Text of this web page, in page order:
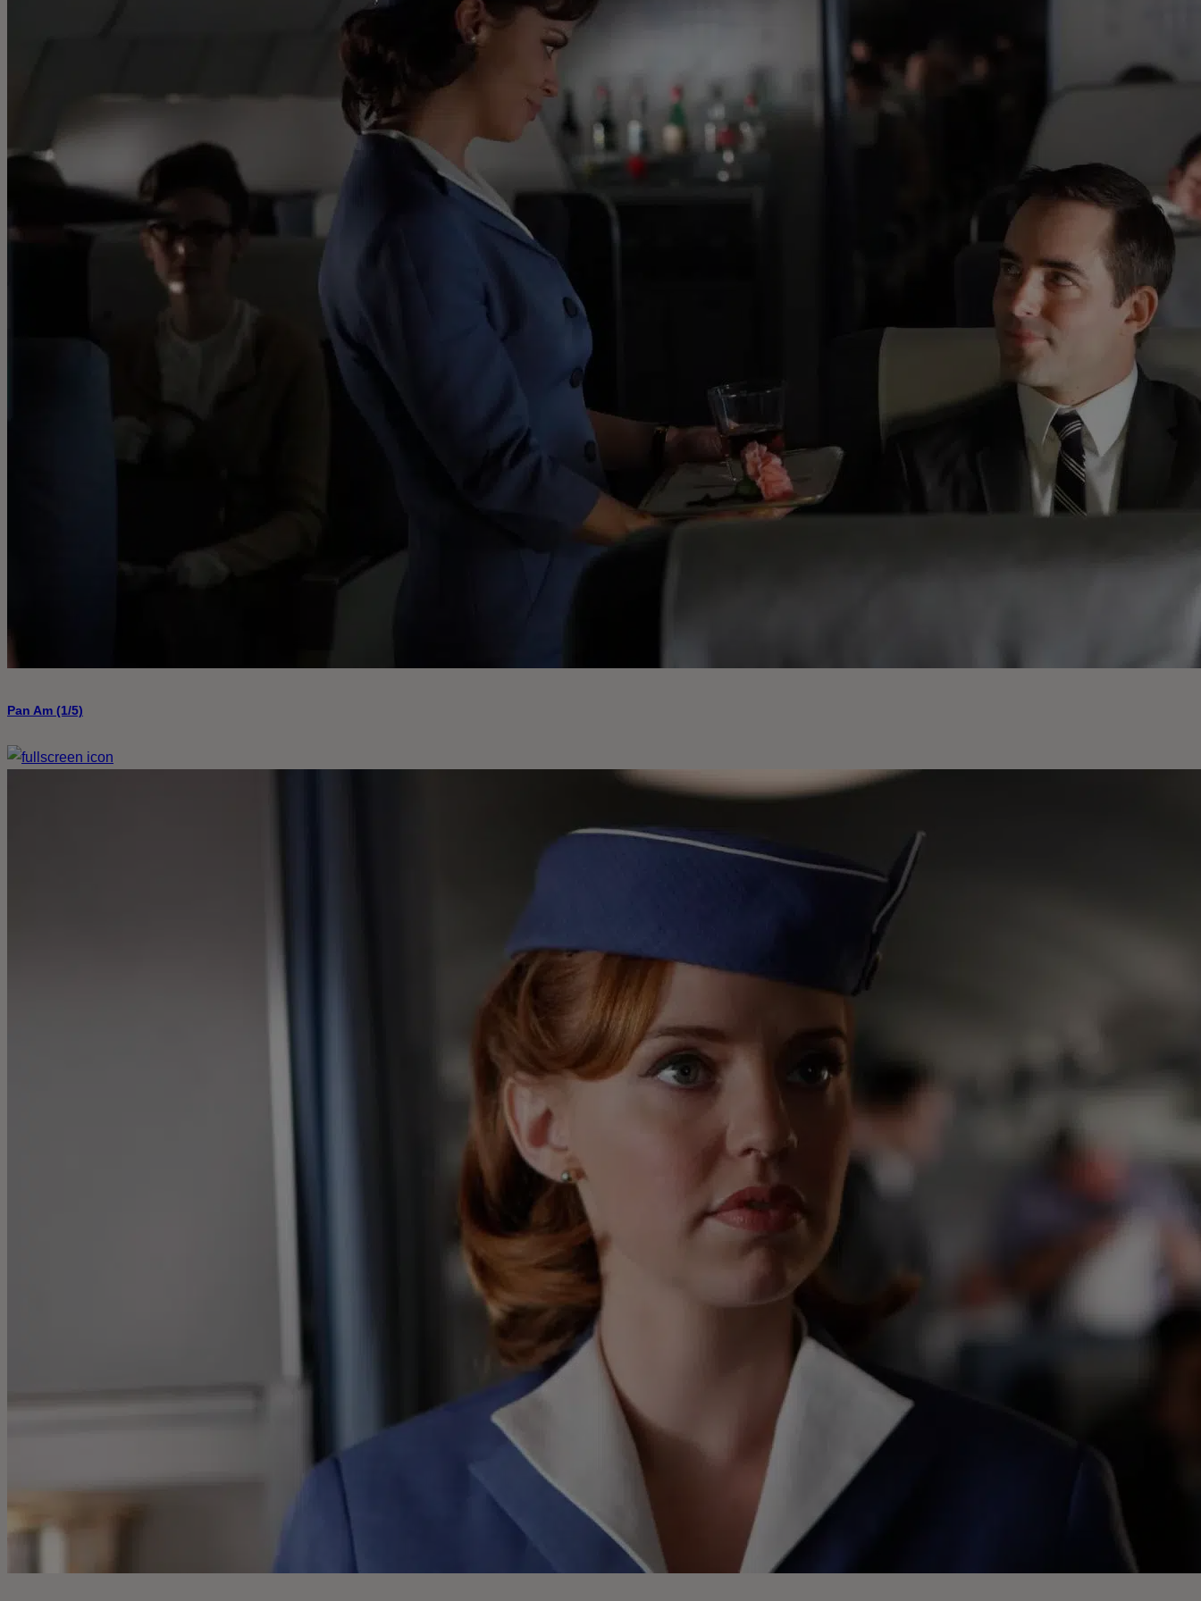
Pan Am (1/5)